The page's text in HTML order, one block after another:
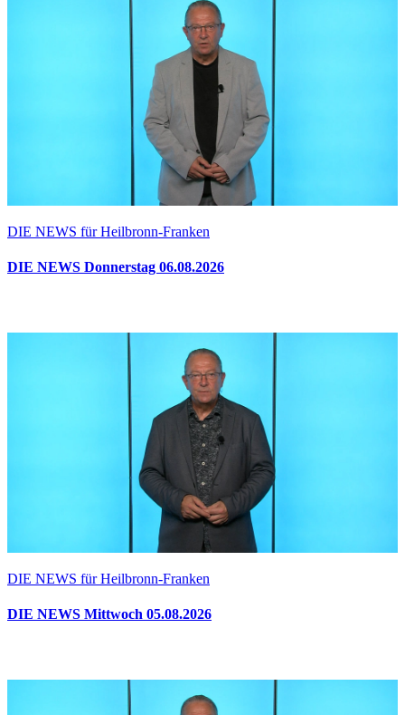
DIE NEWS für Heilbronn-Franken
DIE NEWS Donnerstag 06.08.2026
DIE NEWS für Heilbronn-Franken
DIE NEWS Mittwoch 05.08.2026